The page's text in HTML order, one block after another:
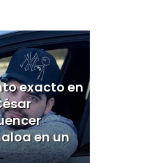
exacto en
en un